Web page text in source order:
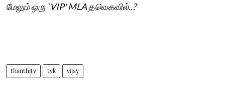
மேலும் ஒரு `VIP' MLA தவெகவில்..?
thanthitv tvk vijay